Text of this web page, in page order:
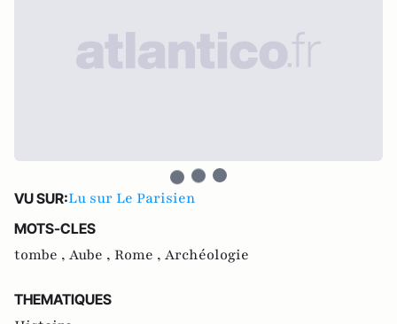
VU SUR:Lu sur Le Parisien
MOTS-CLES
tombe , Aube , Rome , Archéologie
THEMATIQUES